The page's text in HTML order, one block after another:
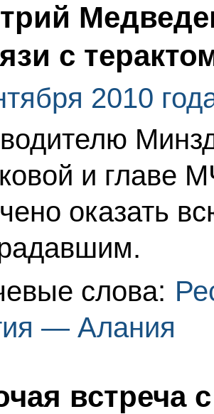
с
2010
и главе
оказать
слова:
— Алания
встреча